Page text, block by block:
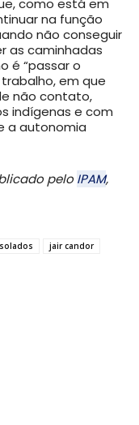
como está em
na função
não conseguir
as caminhadas
é “passar o
em que
não contato,
indígenas e com
a autonomia
peloIPAM,
jair candor